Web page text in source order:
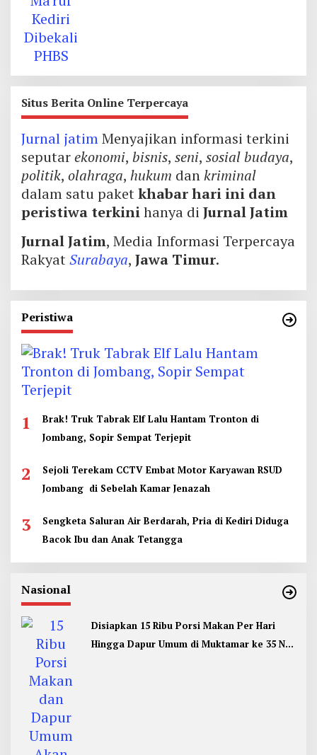
Situs Berita Online Terpercaya
Jurnal jatimMenyajikan informasi terkini
seputarekonomi, bisnis, seni, sosial budaya,
politik, olahraga, hukum dankriminal
dalam satu paketkhabar hari ini dan
peristiwa terkinihanya di Jurnal Jatim
Jurnal Jatim, Media Informasi Terpercaya
RakyatSurabaya, Jawa Timur.
Peristiwa
1
Brak! Truk Tabrak Elf Lalu Hantam Tronton di
Jombang, Sopir Sempat Terjepit
2
Sejoli Terekam CCTV Embat Motor Karyawan RSUD
Jombang di Sebelah Kamar Jenazah
3
Sengketa Saluran Air Berdarah, Pria di Kediri Diduga
Bacok Ibu dan Anak Tetangga
Nasional
Disiapkan 15 Ribu Porsi Makan Per Hari
Hingga Dapur Umum di Muktamar ke 35 NU